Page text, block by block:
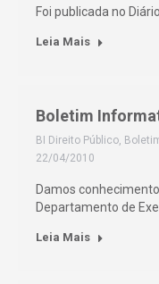
Foi publicada no
Leia Mais
Boletim
BI Direito Público,
22/04/2010
Damos
Departamento de
Leia Mais